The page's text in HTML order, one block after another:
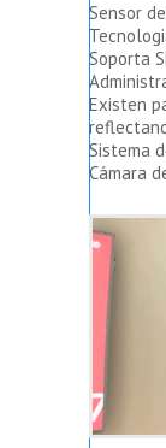
Sensor
Soporta
Existen
Sistema
Cámara